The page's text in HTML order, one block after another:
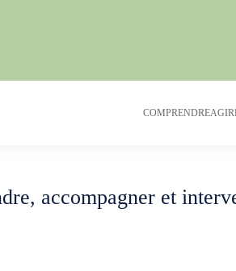
COMPRENDREAGIR
accompagner et